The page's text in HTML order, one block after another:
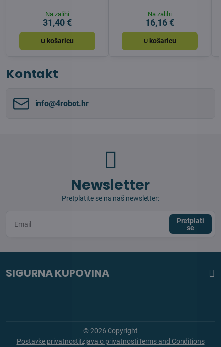
Na zalihi
31,40 €
U košaricu
Na zalihi
16,16 €
U košaricu
Kontakt
info​@4robot​.hr
Newsletter
Pretplatite se na naš newsletter:
Pretplati
se
SIGURNA KUPOVINA
©2026 Copyright
Postavke privatnostiIzjava o privatnostiTerms and Conditions